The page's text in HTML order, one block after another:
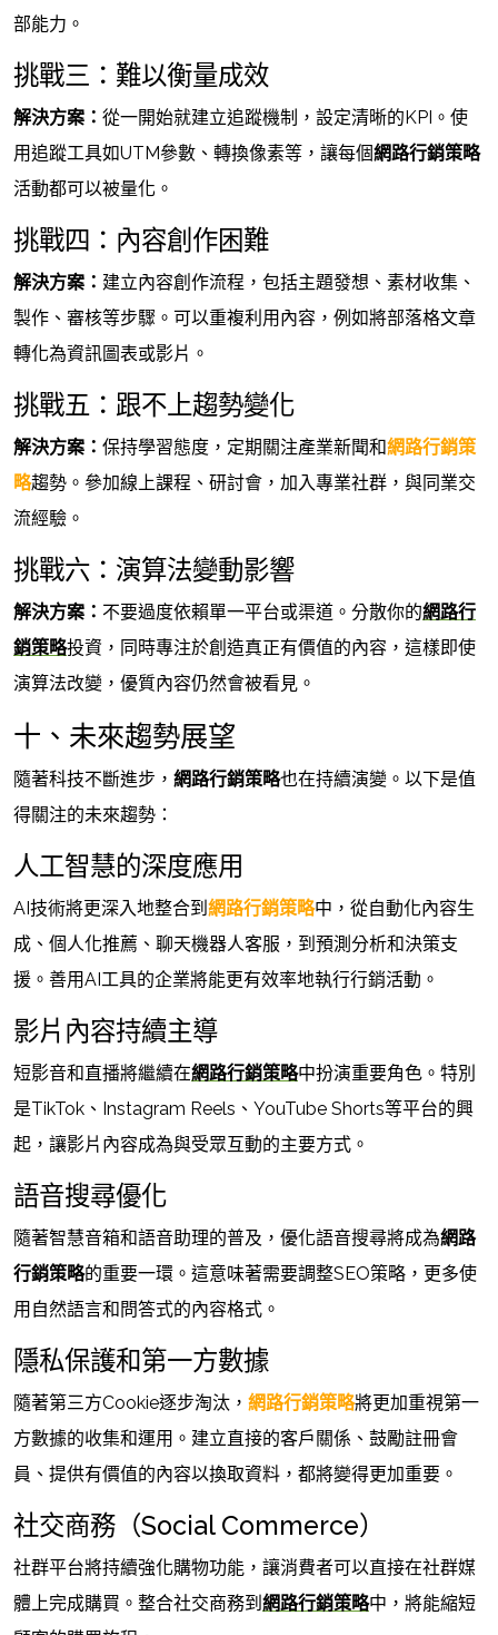
部能力。
挑戰三：難以衡量成效
解決方案： 從一開始就建立追蹤機制，設定清晰的KPI。使
用追蹤工具如UTM參數、轉換像素等，讓每個網路行銷策略
活動都可以被量化。
挑戰四：內容創作困難
解決方案： 建立內容創作流程，包括主題發想、素材收集、
製作、審核等步驟。可以重複利用內容，例如將部落格文章
轉化為資訊圖表或影片。
挑戰五：跟不上趨勢變化
解決方案： 保持學習態度，定期關注產業新聞和網路行銷策
略趨勢。參加線上課程、研討會，加入專業社群，與同業交
流經驗。
挑戰六：演算法變動影響
解決方案： 不要過度依賴單一平台或渠道。分散你的網路行
銷策略投資，同時專注於創造真正有價值的內容，這樣即使
演算法改變，優質內容仍然會被看見。
十、未來趨勢展望
隨著科技不斷進步， 網路行銷策略也在持續演變。以下是值
得關注的未來趨勢：
人工智慧的深度應用
AI技術將更深入地整合到 網路行銷策略中，從自動化內容生
成、個人化推薦、聊天機器人客服，到預測分析和決策支
援。善用AI工具的企業將能更有效率地執行行銷活動。
影片內容持續主導
短影音和直播將繼續在網路行銷策略中扮演重要角色。特別
是TikTok、Instagram Reels、YouTube Shorts等平台的興
起，讓影片內容成為與受眾互動的主要方式。
語音搜尋優化
隨著智慧音箱和語音助理的普及，優化語音搜尋將成為網路
行銷策略的重要一環。這意味著需要調整SEO策略，更多使
用自然語言和問答式的內容格式。
隱私保護和第一方數據
隨著第三方Cookie逐步淘汰， 網路行銷策略將更加重視第一
方數據的收集和運用。建立直接的客戶關係、鼓勵註冊會
員、提供有價值的內容以換取資料，都將變得更加重要。
社交商務（Social Commerce）
社群平台將持續強化購物功能，讓消費者可以直接在社群媒
體上完成購買。整合社交商務到 網路行銷策略中，將能縮短